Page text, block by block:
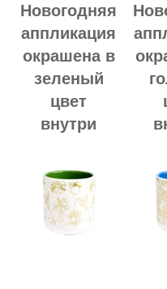
Новогодняя
аппликация
окрашена в
зеленый
цвет
внутри